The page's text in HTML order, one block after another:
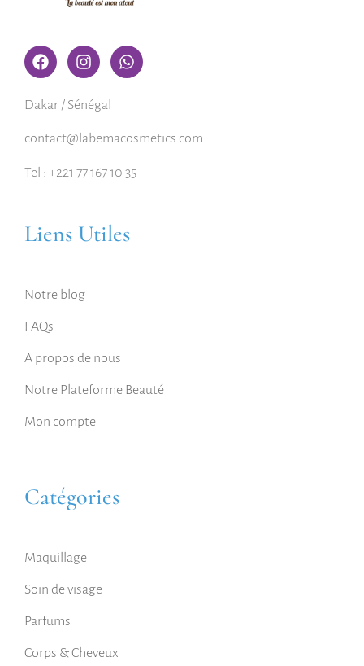
Dakar / Sénégal
contact@labemacosmetics.com
Tel : +221 77 167 10 35
Liens Utiles
Notre blog
FAQs
A propos de nous
Notre Plateforme Beauté
Mon compte
Catégories
Maquillage
Soin de visage
Parfums
Corps & Cheveux